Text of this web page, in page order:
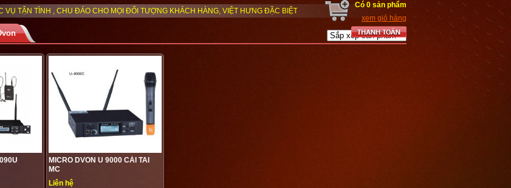
CHU ĐÁO CHO MỌI ĐỐI TƯỢNG KHÁCH HÀNG, VIỆT HƯNG ĐẶC BIỆT ƯU ĐÃI VÀ HỢP TÁC HIỆU QUẢ VỚI CÁC DOANH NGHIỆP, DỰ ÁN,
Có 0 sản phẩm
xem giỏ hàng
MICRO DVON U 9000 CÀI TAI
MC
Liên hệ